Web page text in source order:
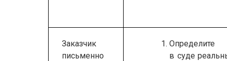
Заказчик
письменно
Определите
в суде